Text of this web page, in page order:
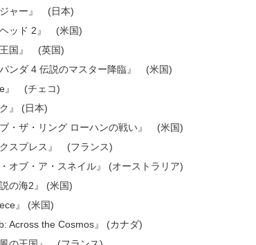
ジャー』 (日本)
ヘッド 2』 (米国)
王国』 (英国)
パンダ 4 伝説のマスター降臨』 (米国)
』 (チェコ)
』 (日本)
ブ・ザ・リング ローハンの戦い』 (米国)
クスプレス』 (フランス)
・オブ・ア・スネイル』 (オーストラリア)
の海2』 (米国)
』 (米国)
Across the Cosmos』 (カナダ)